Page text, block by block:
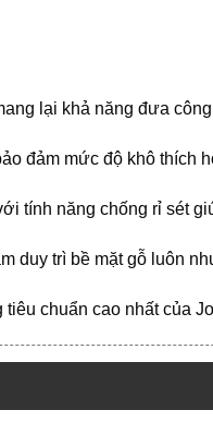
lại khả năng đưa
đảm mức độ khô thích
tính năng chống rỉ sét
duy trì bề mặt gỗ luôn
chuẩn cao nhất của